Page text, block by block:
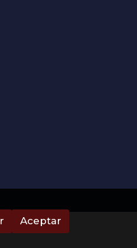
Aceptar